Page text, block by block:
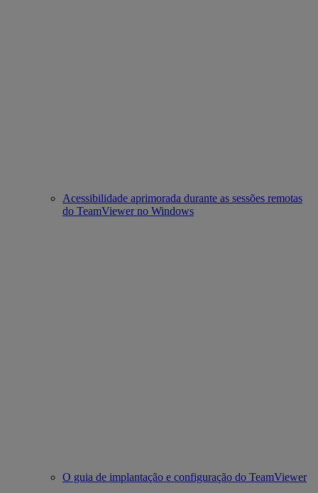
Acessibilidade aprimorada durante as sessões remotas
do TeamViewer no Windows
O guia de implantação e configuração do TeamViewer